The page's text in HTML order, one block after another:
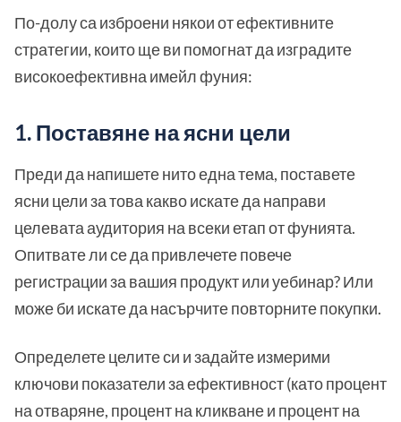
По-долу са изброени някои от ефективните
стратегии, които ще ви помогнат да изградите
високоефективна имейл фуния:
1. Поставяне на ясни цели
Преди да напишете нито една тема, поставете
ясни цели за това какво искате да направи
целевата аудитория на всеки етап от фунията.
Опитвате ли се да привлечете повече
регистрации за вашия продукт или уебинар? Или
може би искате да насърчите повторните покупки.
Определете целите си и задайте измерими
ключови показатели за ефективност (като процент
на отваряне, процент на кликване и процент на